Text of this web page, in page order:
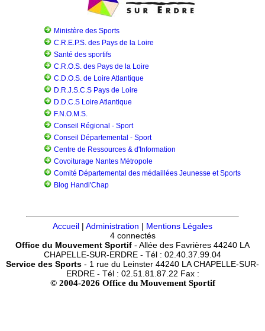
Ministère des Sports
C.R.E.P.S. des Pays de la Loire
Santé des sportifs
C.R.O.S. des Pays de la Loire
C.D.O.S. de Loire Atlantique
D.R.J.S.C.S Pays de Loire
D.D.C.S Loire Atlantique
F.N.O.M.S.
Conseil Régional - Sport
Conseil Départemental - Sport
Centre de Ressources & d'Information
Covoiturage Nantes Métropole
Comité Départemental des médaillées Jeunesse et Sports
Blog Handi'Chap
Accueil | Administration | Mentions Légales
4 connectés
Office du Mouvement Sportif - Allée des Favrières 44240 LA
CHAPELLE-SUR-ERDRE - Tél : 02.40.37.99.04
Service des Sports - 1 rue du Leinster 44240 LA CHAPELLE-SUR-
ERDRE - Tél : 02.51.81.87.22 Fax :
© 2004-2026 Office du Mouvement Sportif